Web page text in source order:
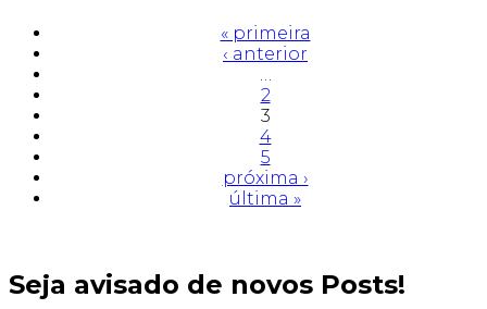
« primeira
‹ anterior
…
2
3
4
5
próxima ›
última »
Seja avisado de novos Posts!